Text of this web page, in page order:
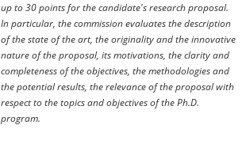
up to 30 points for the candidate's research proposal.
In particular, the commission evaluates the description
of the state of the art, the originality and the innovative
nature of the proposal, its motivations, the clarity and
completeness of the objectives, the methodologies and
the potential results, the relevance of the proposal with
respect to the topics and objectives of the Ph.D.
program.